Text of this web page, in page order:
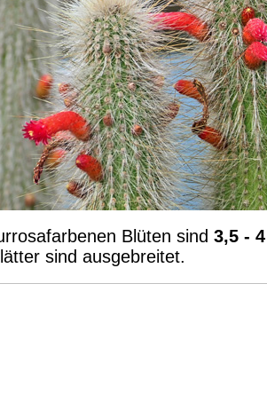
Blüten sind 3,5 -
sind ausgebreitet.